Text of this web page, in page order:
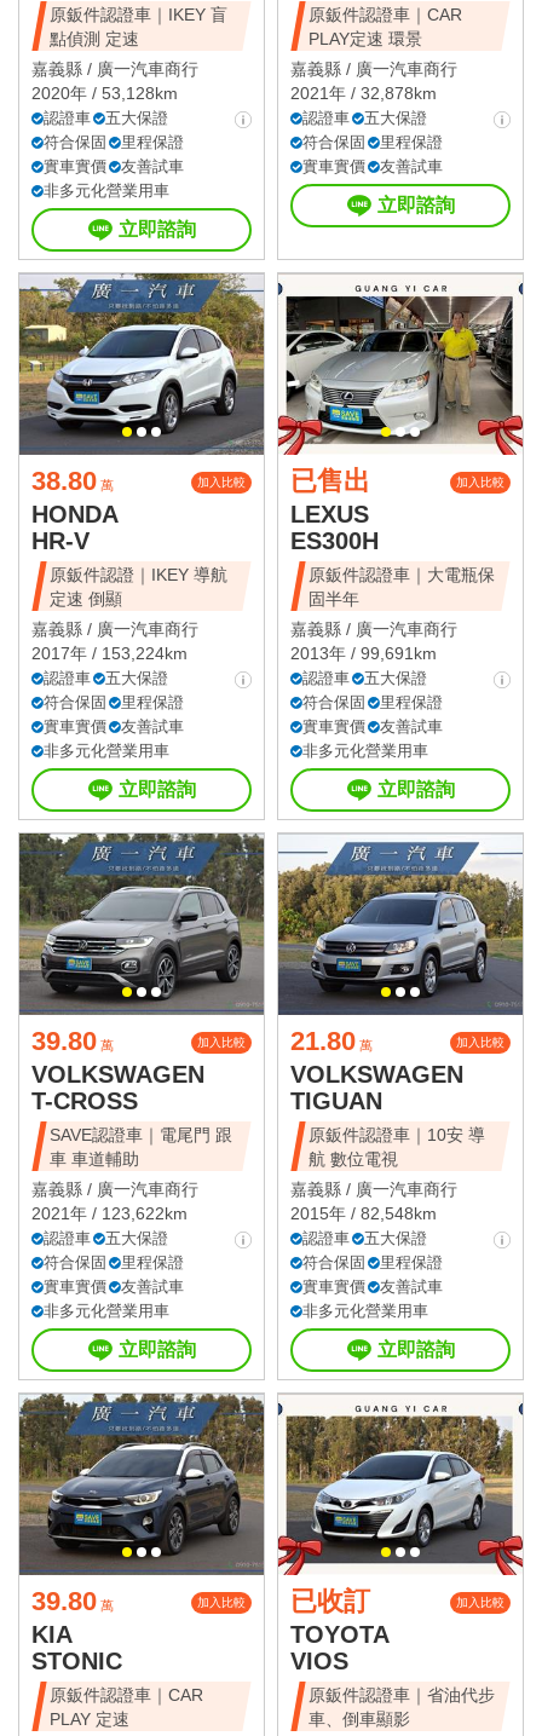
原鈑件認證車｜IKEY 盲
點偵測 定速
嘉義縣 / 廣一汽車商行
2020年 / 53,128km
認證車
五大保證
符合保固
里程保證
實車實價
友善試車
非多元化營業用車
立即諮詢
原鈑件認證車｜CAR
PLAY定速 環景
嘉義縣 / 廣一汽車商行
2021年 / 32,878km
認證車
五大保證
符合保固
里程保證
實車實價
友善試車
立即諮詢
38.80 萬 加入比較
HONDA
HR-V
原鈑件認證｜IKEY 導航
定速 倒顯
嘉義縣 / 廣一汽車商行
2017年 / 153,224km
認證車
五大保證
符合保固
里程保證
實車實價
友善試車
非多元化營業用車
立即諮詢
已售出 加入比較
LEXUS
ES300H
原鈑件認證車｜大電瓶保
固半年
嘉義縣 / 廣一汽車商行
2013年 / 99,691km
認證車
五大保證
符合保固
里程保證
實車實價
友善試車
非多元化營業用車
立即諮詢
39.80 萬 加入比較
VOLKSWAGEN
T-CROSS
SAVE認證車｜電尾門 跟
車 車道輔助
嘉義縣 / 廣一汽車商行
2021年 / 123,622km
認證車
五大保證
符合保固
里程保證
實車實價
友善試車
非多元化營業用車
立即諮詢
21.80 萬 加入比較
VOLKSWAGEN
TIGUAN
原鈑件認證車｜10安 導
航 數位電視
嘉義縣 / 廣一汽車商行
2015年 / 82,548km
認證車
五大保證
符合保固
里程保證
實車實價
友善試車
非多元化營業用車
立即諮詢
39.80 萬 加入比較
KIA
STONIC
原鈑件認證車｜CAR
PLAY 定速
已收訂 加入比較
TOYOTA
VIOS
原鈑件認證車｜省油代步
車、倒車顯影